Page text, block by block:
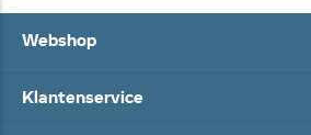
Webshop
Klantenservice